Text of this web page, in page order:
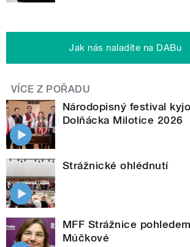
Jak nás naladíte na DABu
VÍCE Z POŘADU
Národopisný festival
Dolňácka Milotice 2026
Strážnické ohlédnutí
MFF Strážnice
Múčkové